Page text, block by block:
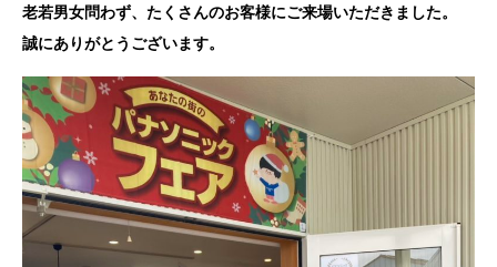
老若男女問わず、たくさんのお客様にご来場いただきました。
誠にありがとうございます。